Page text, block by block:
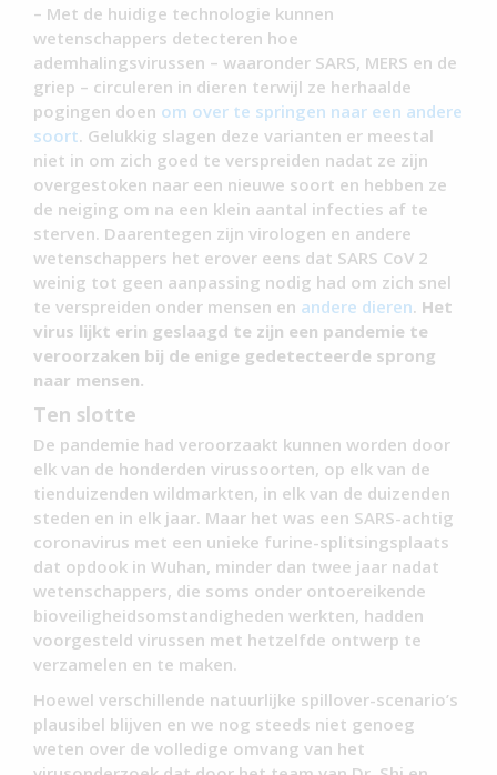
– Met de huidige technologie kunnen
wetenschappers detecteren hoe
ademhalingsvirussen – waaronder SARS, MERS en de
griep – circuleren in dieren terwijl ze herhaalde
pogingen doen om over te springen naar een andere
soort. Gelukkig slagen deze varianten er meestal
niet in om zich goed te verspreiden nadat ze zijn
overgestoken naar een nieuwe soort en hebben ze
de neiging om na een klein aantal infecties af te
sterven. Daarentegen zijn virologen en andere
wetenschappers het erover eens dat SARS CoV 2
weinig tot geen aanpassing nodig had om zich snel
te verspreiden onder mensen en andere dieren. Het
virus lijkt erin geslaagd te zijn een pandemie te
veroorzaken bij de enige gedetecteerde sprong
naar mensen.
Ten slotte
De pandemie had veroorzaakt kunnen worden door
elk van de honderden virussoorten, op elk van de
tienduizenden wildmarkten, in elk van de duizenden
steden en in elk jaar. Maar het was een SARS-achtig
coronavirus met een unieke furine-splitsingsplaats
dat opdook in Wuhan, minder dan twee jaar nadat
wetenschappers, die soms onder ontoereikende
bioveiligheidsomstandigheden werkten, hadden
voorgesteld virussen met hetzelfde ontwerp te
verzamelen en te maken.
Hoewel verschillende natuurlijke spillover-scenario’s
plausibel blijven en we nog steeds niet genoeg
weten over de volledige omvang van het